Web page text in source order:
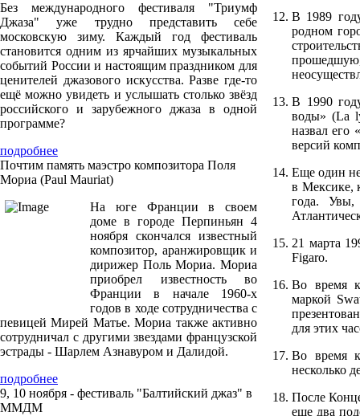
Без международного фестиваля "Триумф
Джаза" уже трудно представить себе
московскую зиму. Каждый год фестиваль
становится одним из ярчайших музыкальных
событий России и настоящим праздником для
ценителей джазового искусства. Разве где-то
ещё можно увидеть и услышать столько звёзд
российского и зарубежного джаза в одной
программе?
подробнее
Почтим память маэстро композитора Поля
Мориа (Paul Mauriat)
На юге Франции в своем
доме в городе Перпиньян 4
ноября скончался известный
композитор, аранжировщик и
дирижер Поль Мориа. Мориа
приобрел известность во
Франции в начале 1960-х
годов в ходе сотрудничества с
певицей Мирей Матье. Мориа также активно
сотрудничал с другими звездами французской
эстрады - Шарлем Азнавуром и Далидой.
подробнее
9, 10 ноября - фестиваль "Балтийский джаз" в
ММДМ
В 1989
родном
В 1990
воды» (La
назвал его
версий
Еще один
в Мексике,
года. Увы,
21 марта
Figaro.
Во время
маркой
для этих
Во время
несколько
После
еще два